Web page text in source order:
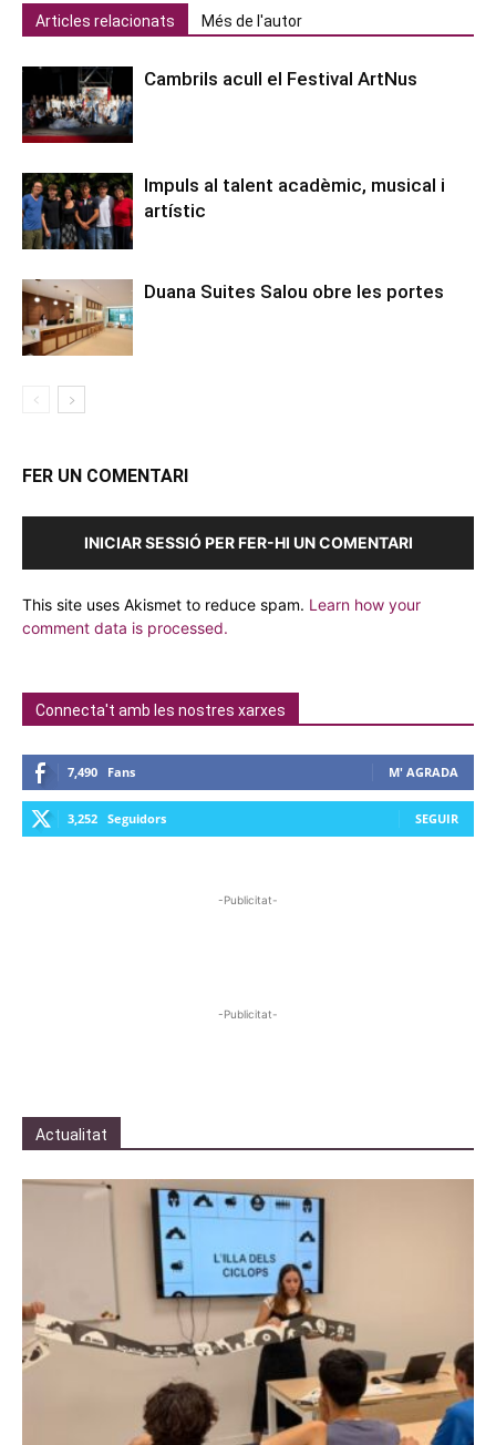
Articles relacionats Més de l'autor
Cambrils acull el Festival ArtNus
Impuls al talent acadèmic, musical i
artístic
Duana Suites Salou obre les portes
FER UN COMENTARI
INICIAR SESSIÓ PER FER-HI UN COMENTARI
This site uses Akismet to reduce spam. Learn how your
comment data is processed.
Connecta't amb les nostres xarxes
7,490 Fans M' AGRADA
3,252 Seguidors SEGUIR
-Publicitat-
-Publicitat-
Actualitat